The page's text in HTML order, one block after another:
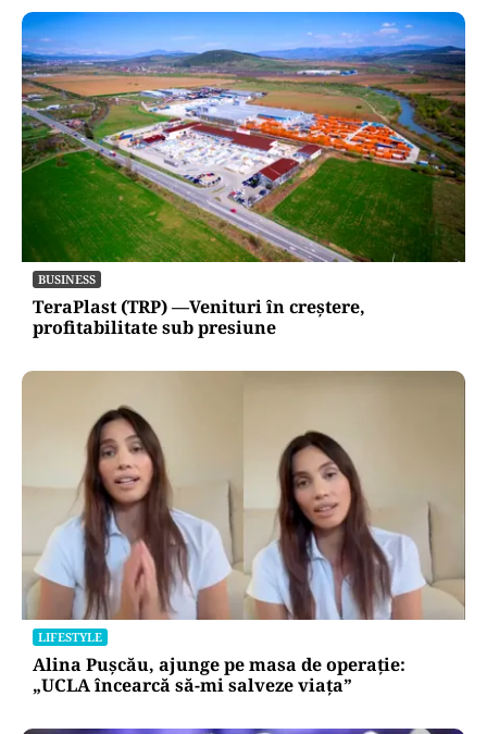
BUSINESS
TeraPlast (TRP) —Venituri în creștere,
profitabilitate sub presiune
LIFESTYLE
Alina Pușcău, ajunge pe masa de operație:
„UCLA încearcă să-mi salveze viața”